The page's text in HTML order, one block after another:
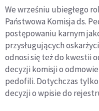
We wrześniu ubiegłego
Państwowa Komisja ds.
postępowaniu karnym
przysługujących
odnosi się też do kwestii
decyzji komisji o
pedofili. Dotychczas tylko
decyzji o wpisie do